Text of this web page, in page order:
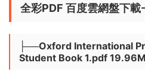
全彩PDF 百度雲網盤下
├──Oxford International
Student Book 1.pdf 19.96M